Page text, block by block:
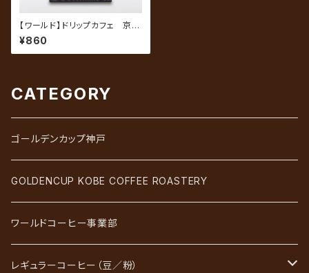
【ワールド】ドリップカフェ 京都
五山送り火コーヒー 5P入
¥860
CATEGORY
ゴールデンカップ神戸
GOLDENCUP KOBE COFFEE ROASTERY
ワールドコーヒー事業部
レギュラーコーヒー（豆／粉）